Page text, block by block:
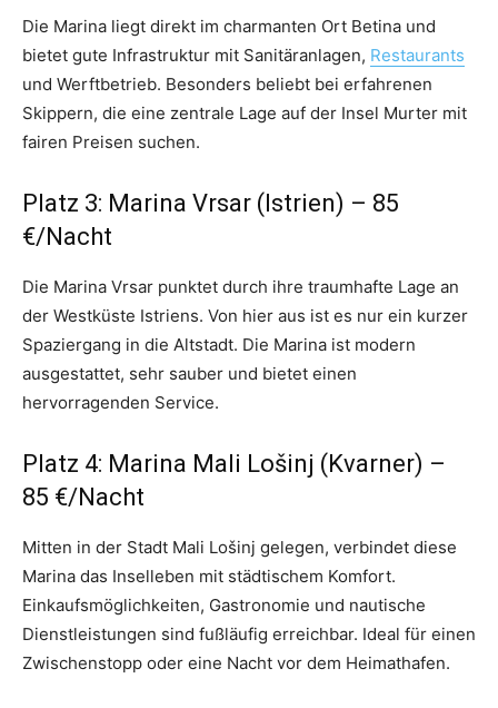
Die Marina liegt direkt im charmanten Ort Betina und
bietet gute Infrastruktur mit Sanitäranlagen, Restaurants
und Werftbetrieb. Besonders beliebt bei erfahrenen
Skippern, die eine zentrale Lage auf der Insel Murter mit
fairen Preisen suchen.
Platz 3: Marina Vrsar (Istrien) – 85
€/Nacht
Die Marina Vrsar punktet durch ihre traumhafte Lage an
der Westküste Istriens. Von hier aus ist es nur ein kurzer
Spaziergang in die Altstadt. Die Marina ist modern
ausgestattet, sehr sauber und bietet einen
hervorragenden Service.
Platz 4: Marina Mali Lošinj (Kvarner) –
85 €/Nacht
Mitten in der Stadt Mali Lošinj gelegen, verbindet diese
Marina das Inselleben mit städtischem Komfort.
Einkaufsmöglichkeiten, Gastronomie und nautische
Dienstleistungen sind fußläufig erreichbar. Ideal für einen
Zwischenstopp oder eine Nacht vor dem Heimathafen.